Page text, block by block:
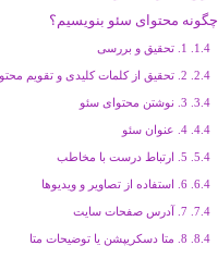
چگونه محتوای سئو بنویسیم؟
1. تحقیق و بررسی
2. تحقیق از کلمات کلیدی و تقویم محتوایی
3. نوشتن محتوای سئو
4. عنوان سئو
5. ارتباط درست با مخاطب
6. استفاده از تصاویر و ویدیوها
7. آدرس صفحات سایت
8. متا دسکریپشن یا توضیحات متا